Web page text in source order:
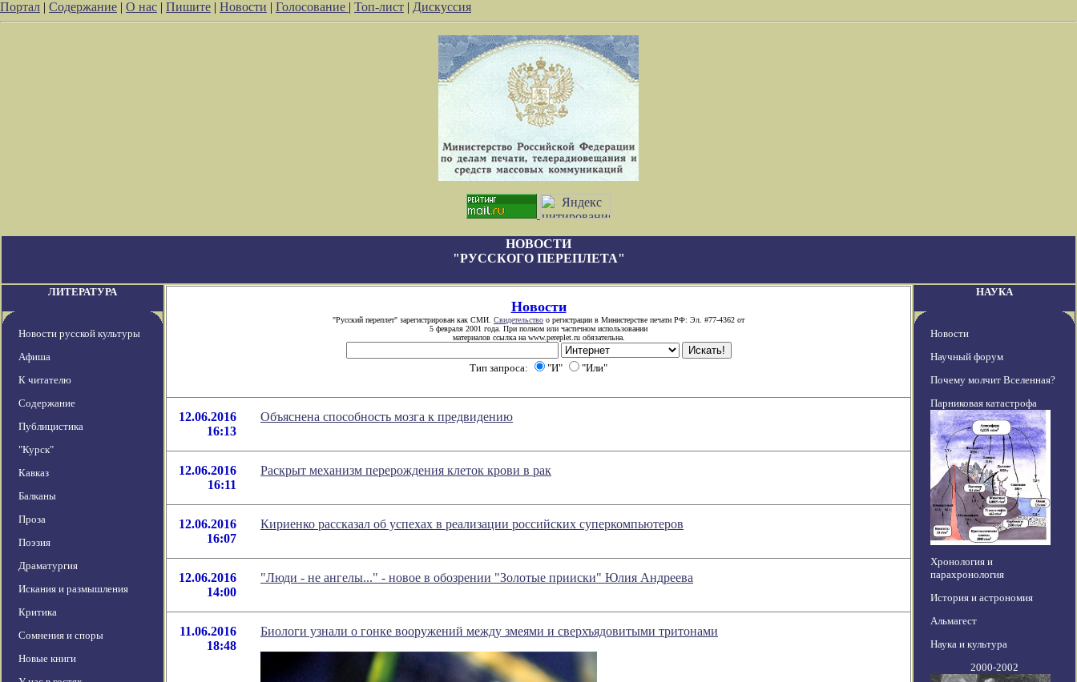
Портал | Содержание | О нас | Пишите | Новости | Голосование | Топ-лист | Дискуссия
НОВОСТИ
"РУССКОГО ПЕРЕПЛЕТА"
ЛИТЕРАТУРА
Новости русской культуры
Афиша
К читателю
Содержание
Публицистика
"Курск"
Кавказ
Балканы
Проза
Поэзия
Драматургия
Искания и размышления
Критика
Сомнения и споры
Новые книги
Новости
"Русский переплет" зарегистрирован как СМИ. Свидетельство о регистрации в Министерстве печати РФ: Эл. #77-4362 от
5 февраля 2001 года. При полном или частичном использовании
материалов ссылка на www.pereplet.ru обязательна.
Тип запроса: "И" "Или"
12.06.2016
16:13
Объяснена способность мозга к предвидению
12.06.2016
16:11
Раскрыт механизм перерождения клеток крови в рак
12.06.2016
16:07
Кириенко рассказал об успехах в реализации российских суперкомпьютеров
12.06.2016
14:00
"Люди - не ангелы..." - новое в обозрении "Золотые прииски" Юлия Андреева
11.06.2016
18:48
Биологи узнали о гонке вооружений между змеями и сверхъядовитыми тритонами
НАУКА
Новости
Научный форум
Почему молчит Вселенная?
Парниковая катастрофа
Хронология и
парахронология
История и астрономия
Альмагест
Наука и культура
2000-2002